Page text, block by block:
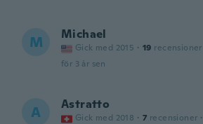
M Michael
Gick med 2015 · 19 recensioner
för 3 år sen
A Astratto
Gick med 2018 · 7 recensioner ·